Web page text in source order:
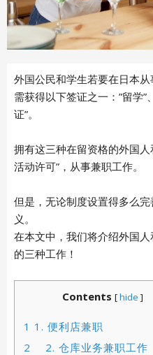
外国公民和学生若要在日本
需获得以下签证之一：”留学”
证”。
拥有这三种在留资格的外国
活动许可”，从事兼职工作。
但是，无论制度设置得多么
义。
在本文中，我们将介绍外国
的三种工作！
Contents [hide ]
1 1. 便利店兼职
2 2. 仓库业务兼职工作